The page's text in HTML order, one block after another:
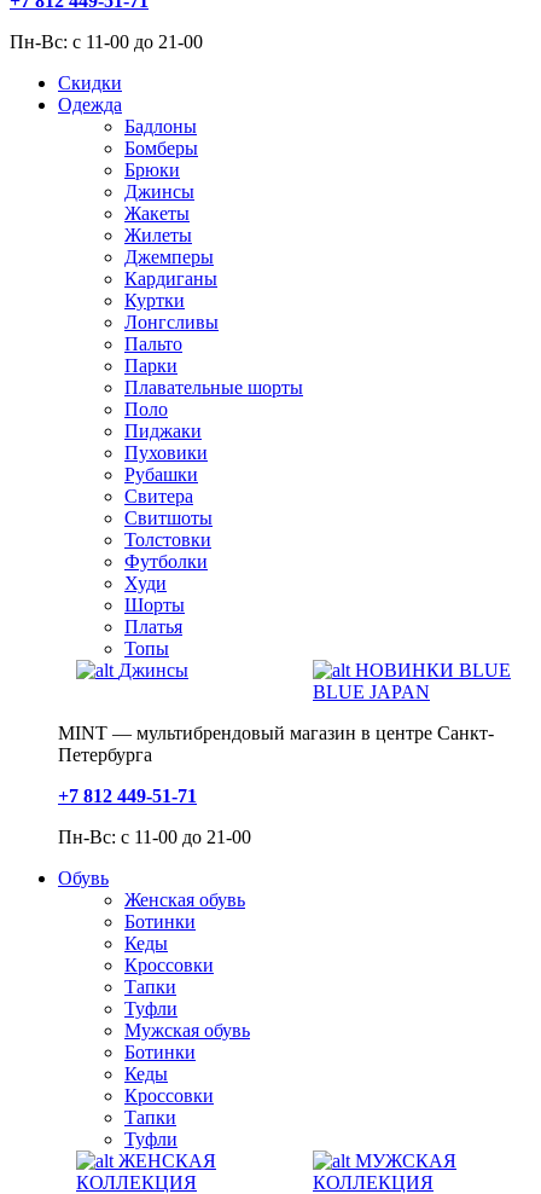
Пн-Вс: с 11-00 до 21-00
Скидки
Одежда
Бадлоны
Бомберы
Брюки
Джинсы
Жакеты
Жилеты
Джемперы
Кардиганы
Куртки
Лонгсливы
Пальто
Парки
Плавательные шорты
Поло
Пиджаки
Пуховики
Рубашки
Свитера
Свитшоты
Толстовки
Футболки
Худи
Шорты
Платья
Топы
Джинсы
НОВИНКИ BLUE
BLUE JAPAN
MINT — мультибрендовый магазин в центре Санкт-
Петербурга
+7 812 449-51-71
Пн-Вс: с 11-00 до 21-00
Обувь
Женская обувь
Ботинки
Кеды
Кроссовки
Тапки
Туфли
Мужская обувь
Ботинки
Кеды
Кроссовки
Тапки
Туфли
ЖЕНСКАЯ
КОЛЛЕКЦИЯ
МУЖСКАЯ
КОЛЛЕКЦИЯ